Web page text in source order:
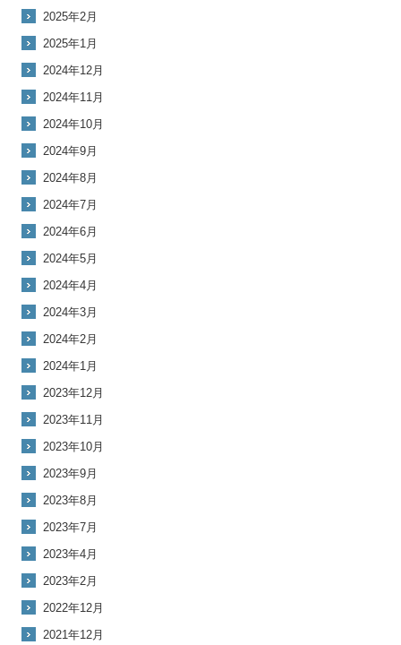
2025年2月
2025年1月
2024年12月
2024年11月
2024年10月
2024年9月
2024年8月
2024年7月
2024年6月
2024年5月
2024年4月
2024年3月
2024年2月
2024年1月
2023年12月
2023年11月
2023年10月
2023年9月
2023年8月
2023年7月
2023年4月
2023年2月
2022年12月
2021年12月